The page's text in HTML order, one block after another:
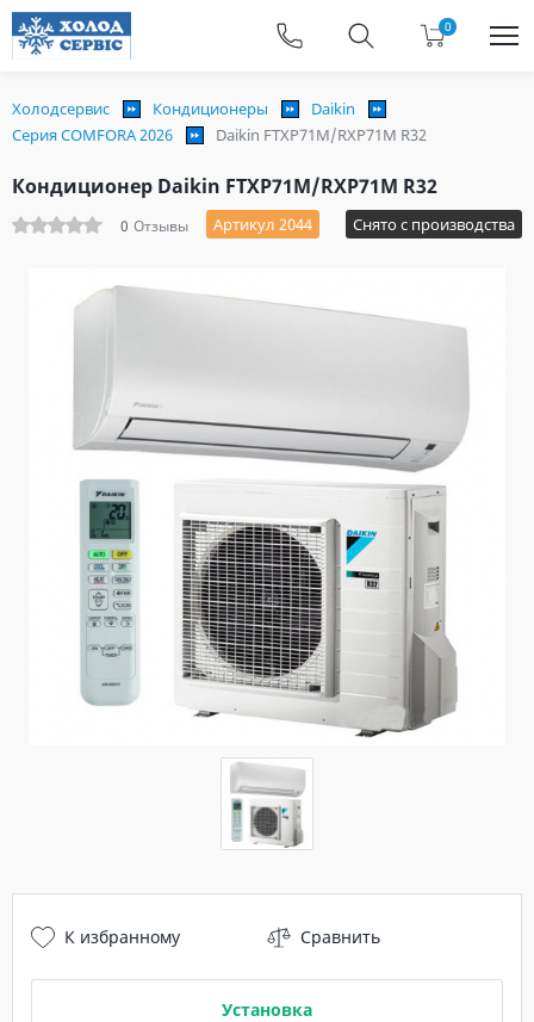
0
Холодсервис Кондиционеры
Daikin
Серия COMFORA 2026
Daikin FTXP71M/RXP71M R32
Кондиционер Daikin FTXP71M/RXP71M R32
0 Отзывы Артикул 2044 Снято с производства
К избранному Сравнить
Установка